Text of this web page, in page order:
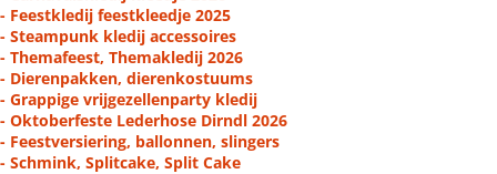
- Feestkledij feestkleedje 2025
- Steampunk kledij accessoires
- Themafeest, Themakledij 2026
- Dierenpakken, dierenkostuums
- Grappige vrijgezellenparty kledij
- Oktoberfeste Lederhose Dirndl 2026
- Feestversiering, ballonnen, slingers
- Schmink, Splitcake, Split Cake